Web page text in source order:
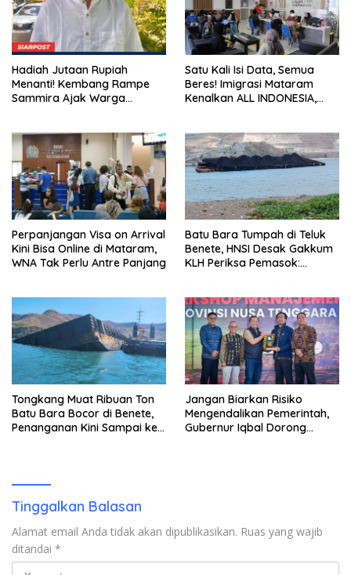
Hadiah Jutaan Rupiah
Menanti! Kembang Rampe
Sammira Ajak Warga
Satu Kali Isi Data, Semua
Beres! Imigrasi Mataram
Kenalkan ALL INDONESIA,
Internasional
Perpanjangan Visa on Arrival
Kini Bisa Online di Mataram,
WNA Tak Perlu Antre Panjang
Batu Bara Tumpah di Teluk
Benete, HNSI Desak Gakkum
KLH Periksa Pemasok:
Tongkang Muat Ribuan Ton
Batu Bara Bocor di Benete,
Penanganan Kini Sampai ke
Jangan Biarkan Risiko
Mengendalikan Pemerintah,
Gubernur Iqbal Dorong
Tinggalkan Balasan
Alamat email Anda tidak akan dipublikasikan. Ruas yang wajib
ditandai *